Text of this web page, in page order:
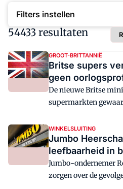
Filters instellen
54433 resultaten
GROOT-BRITTANNIË
Britse supers
geen
De nieuwe Britse
supermarkten
zegt niet te zullen
komen als
prijsverhogingen
WINKELSLUITING
Jumbo
leefbaarheid in
Jumbo-ondernemer
zorgen over de